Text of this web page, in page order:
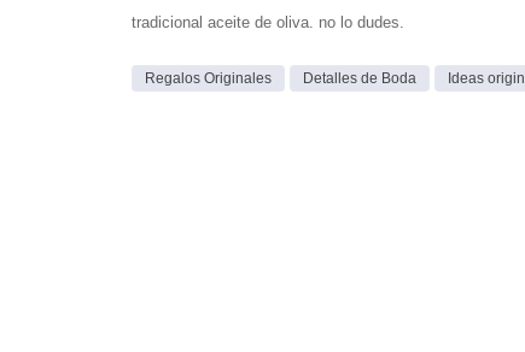
tradicional aceite de oliva. no lo dudes.
Regalos Originales Detalles de Boda Ideas